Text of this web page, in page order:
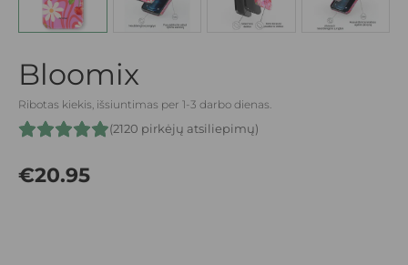
Bloomix
Ribotas kiekis, išsiuntimas per 1-3 darbo dienas.
(2120 pirkėjų atsiliepimų)
€20.95